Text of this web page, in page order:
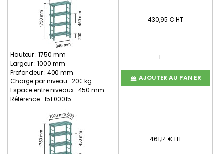
Hauteur : 1750 mm
Largeur : 1000 mm
Profondeur : 400 mm
Charge par niveau : 200 kg
Espace entre niveaux : 450 mm
Référence : 151.00015
430,95 € HT
AJOUTER AU PANIER
461,14 € HT